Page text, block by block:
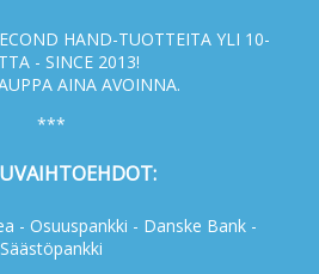
HAND-TUOTTEITA YLI 10-
- SINCE 2013!
AINA AVOINNA.
***
- Osuuspankki - Danske Bank -
Säästöpankki